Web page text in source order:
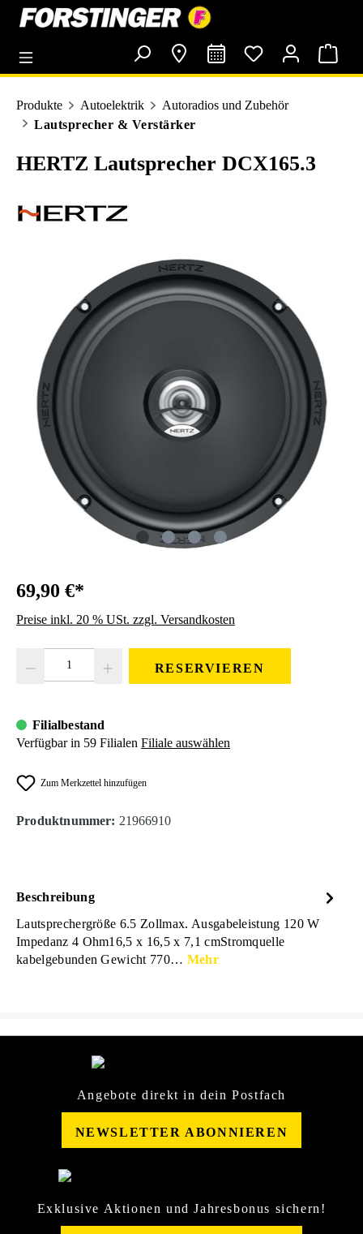
springen
Produkte Autoelektrik
Autoradios und Zubehör
Lautsprecher & Verstärker
HERTZ Lautsprecher DCX165.3
Bildergalerie überspringen
69,90 €*
Preise inkl. 20 % USt. zzgl. Versandkosten
RESERVIEREN
Filialbestand
Verfügbar in 59 Filialen Filiale auswählen
Zum Merkzettel hinzufügen
Produktnummer: 21966910
Beschreibung
Lautsprechergröße 6.5 Zollmax. Ausgabeleistung 120 W
Impedanz 4 Ohm16,5 x 16,5 x 7,1 cmStromquelle
kabelgebunden Gewicht 770… Mehr
Angebote direkt in dein Postfach
NEWSLETTER ABONNIEREN
Exklusive Aktionen und Jahresbonus sichern!